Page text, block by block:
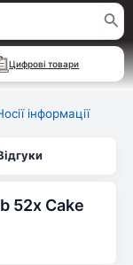
Цифрові товари
інформації
52x Cake